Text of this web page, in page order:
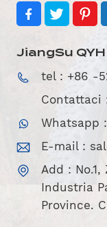
JiangSu
tel : +86 -
Contattaci
Whatsapp
E-mail :
Add : No.1,
Industria
Province.